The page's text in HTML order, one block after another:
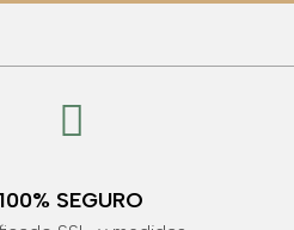

100% SEGURO